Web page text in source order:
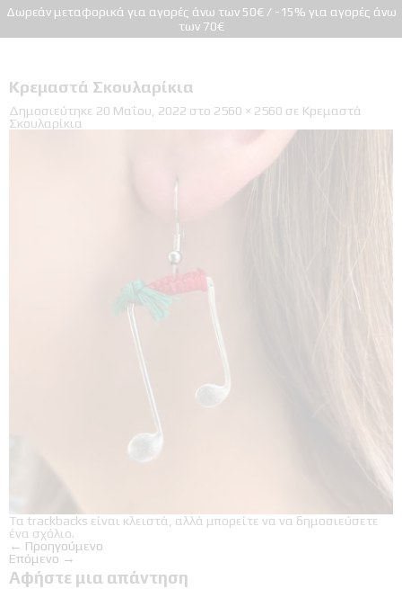
Δωρεάν μεταφορικά για αγορές άνω των 50€ / -15% για αγορές άνω
των 70€
Κρεμαστά Σκουλαρίκια
Δημοσιεύτηκε 20 Μαΐου, 2022 στο 2560 × 2560 σε Κρεμαστά
Σκουλαρίκια
Τα trackbacks είναι κλειστά, αλλά μπορείτε να να δημοσιεύσετε
ένα σχόλιο.
← Προηγούμενο
Επόμενο →
Αφήστε μια απάντηση